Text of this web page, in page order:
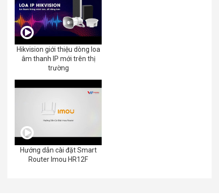
Hikvision giới thiệu dòng loa
âm thanh IP mới trên thị
trường
Hướng dẫn cài đặt Smart
Router Imou HR12F